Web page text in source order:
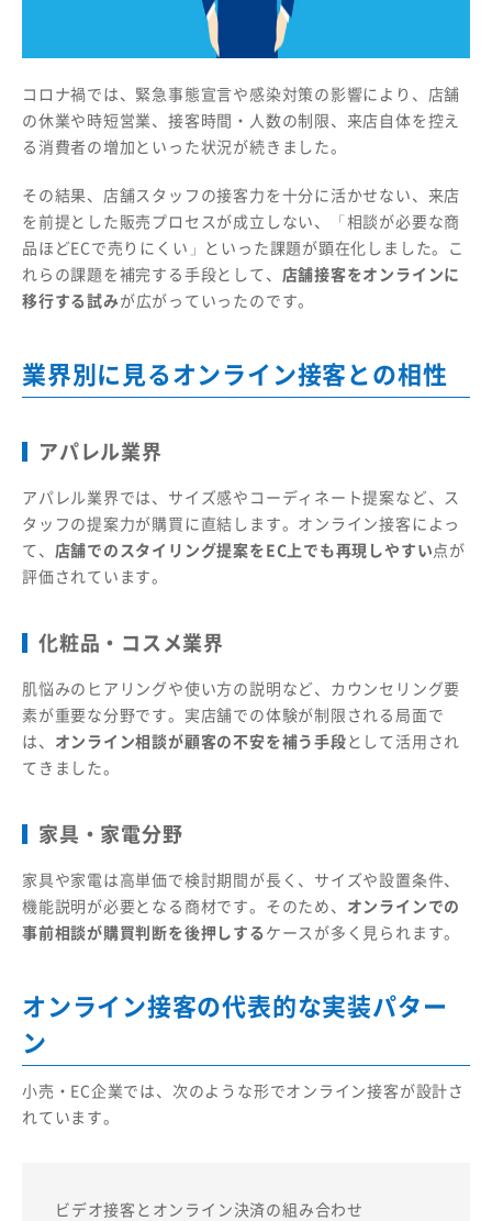
コロナ禍では、緊急事態宣言や感染対策の影響により、店舗
の休業や時短営業、接客時間・人数の制限、来店自体を控え
る消費者の増加といった状況が続きました。
その結果、店舗スタッフの接客力を十分に活かせない、来店
を前提とした販売プロセスが成立しない、「相談が必要な商
品ほどECで売りにくい」といった課題が顕在化しました。こ
れらの課題を補完する手段として、 店舗接客をオンラインに
移行する試みが広がっていったのです。
業界別に見るオンライン接客との相性
アパレル業界
アパレル業界では、サイズ感やコーディネート提案など、ス
タッフの提案力が購買に直結します。オンライン接客によっ
て、 店舗でのスタイリング提案をEC上でも再現しやすい点が
評価されています。
化粧品・コスメ業界
肌悩みのヒアリングや使い方の説明など、カウンセリング要
素が重要な分野です。実店舗での体験が制限される局面で
は、 オンライン相談が顧客の不安を補う手段として活用され
てきました。
家具・家電分野
家具や家電は高単価で検討期間が長く、サイズや設置条件、
機能説明が必要となる商材です。そのため、 オンラインでの
事前相談が購買判断を後押しするケースが多く見られます。
オンライン接客の代表的な実装パター
ン
小売・EC企業では、次のような形でオンライン接客が設計さ
れています。
ビデオ接客とオンライン決済の組み合わせ